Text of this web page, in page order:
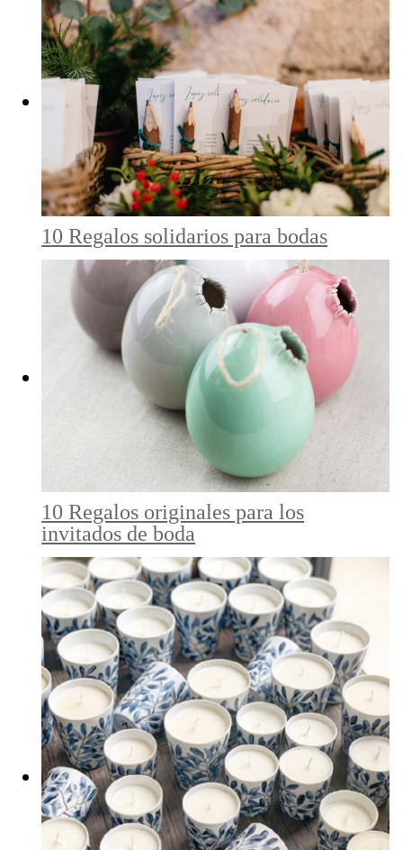
10 Regalos solidarios para bodas
10 Regalos originales para los
invitados de boda